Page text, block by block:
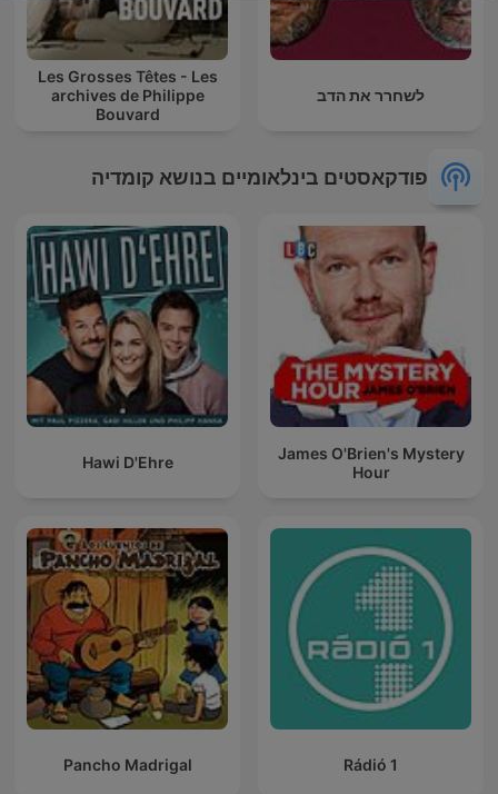
לשחרר את הדב
Les Grosses Têtes - Les
archives de Philippe
Bouvard
פודקאסטים בינלאומיים בנושא קומדיה
James O'Brien's Mystery
Hour
Hawi D'Ehre
Rádió 1
Pancho Madrigal